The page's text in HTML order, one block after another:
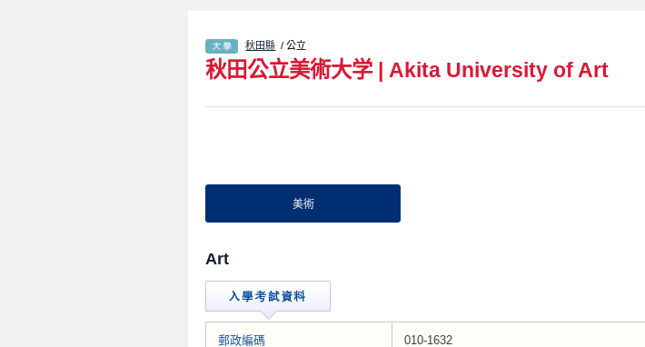
秋田縣 / 公立
秋田公立美術大学 | Akita University of Art
美術
Art
郵政編碼 010-1632